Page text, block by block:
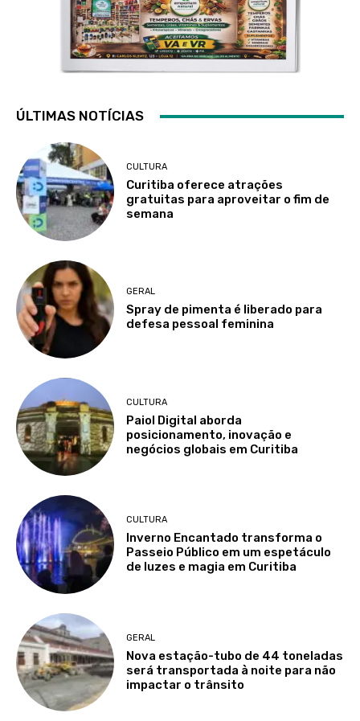
ÚLTIMAS NOTÍCIAS
CULTURA
Curitiba oferece atrações
gratuitas para aproveitar o fim de
semana
GERAL
Spray de pimenta é liberado para
defesa pessoal feminina
CULTURA
Paiol Digital aborda
posicionamento, inovação e
negócios globais em Curitiba
CULTURA
Inverno Encantado transforma o
Passeio Público em um espetáculo
de luzes e magia em Curitiba
GERAL
Nova estação-tubo de 44 toneladas
será transportada à noite para não
impactar o trânsito